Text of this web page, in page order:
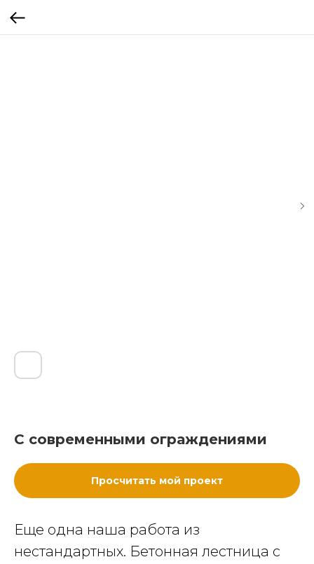
С современными ограждениями
Просчитать мой проект
Еще одна наша работа из
нестандартных. Бетонная лестница с